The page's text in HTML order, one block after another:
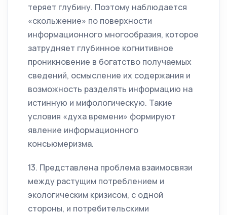
теряет глубину. Поэтому наблюдается
«скольжение» по поверхности
информационного многообразия, которое
затрудняет глубинное когнитивное
проникновение в богатство получаемых
сведений, осмысление их содержания и
возможность разделять информацию на
истинную и мифологическую. Такие
условия «духа времени» формируют
явление информационного
консьюмеризма.
13. Представлена проблема взаимосвязи
между растущим потреблением и
экологическим кризисом, с одной
стороны, и потребительскими